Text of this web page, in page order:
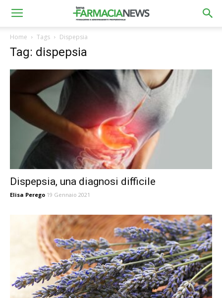
Home Tags Dispepsia
Tag: dispepsia
Dispepsia, una diagnosi difficile
Elisa Perego 19 Gennaio 2021